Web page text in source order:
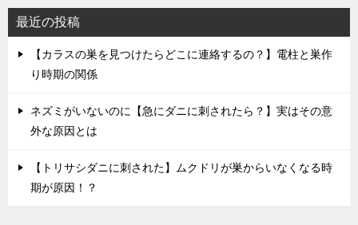
ビ
ゲ
ー
ン
最近の投稿
【カラスの巣を見つけたらどこに連絡するの？】電柱と巣作
り時期の関係
ネズミがいないのに【急にダニに刺されたら？】実はその意
外な原因とは
【トリサシダニに刺された】ムクドリが巣からいなくなる時
期が原因！？